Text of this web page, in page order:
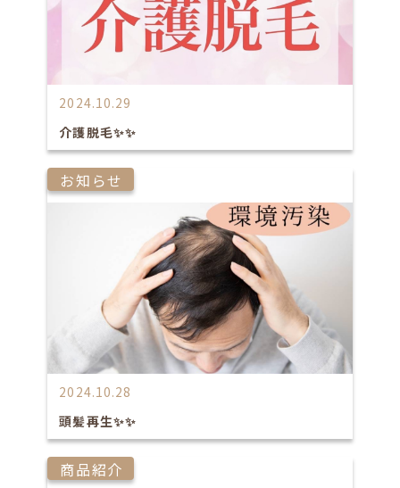
2024.10.29
介護脱毛✨✨
お知らせ
2024.10.28
頭髪再生✨✨
商品紹介